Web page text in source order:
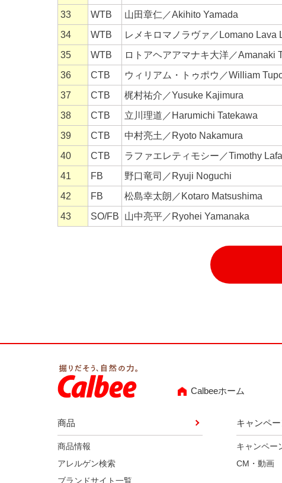
33
WTB 山田章仁／Akihito Yamada
34
WTB レメキロマノラヴァ／Lomano Lava
35
WTB ロトアヘアアマナキ大洋／Amanaki
36
CTB ウィリアム・トゥポウ／William
37
CTB 梶村祐介／Yusuke Kajimura
38
CTB 立川理道／Harumichi Tatekawa
39
CTB 中村亮土／Ryoto Nakamura
40
CTB ラファエレティモシー／Timothy
41
FB 野口竜司／Ryuji Noguchi
42
FB 松島幸太朗／Kotaro Matsushima
43
SO/FB 山中亮平／Ryohei Yamanaka
Calbeeホーム
商品
商品情報
アレルゲン検索
ブランドサイト一覧
キャンペ
キャンペー
CM・動画